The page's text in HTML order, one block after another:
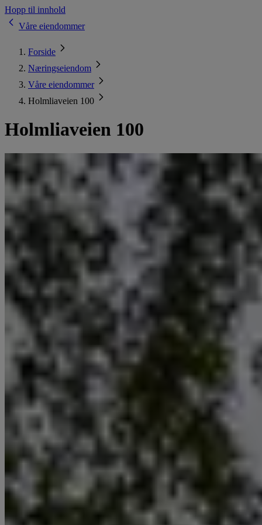
Hopp til innhold
Våre eiendommer
Forside
Næringseiendom
Våre eiendommer
Holmliaveien 100
Holmliaveien 100